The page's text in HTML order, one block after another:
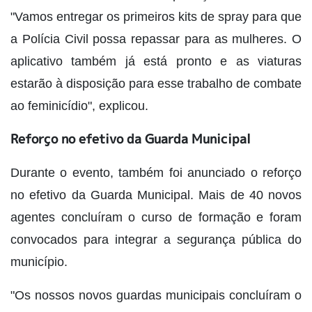
"Vamos entregar os primeiros kits de spray para que
a Polícia Civil possa repassar para as mulheres. O
aplicativo também já está pronto e as viaturas
estarão à disposição para esse trabalho de combate
ao feminicídio", explicou.
Reforço no efetivo da Guarda Municipal
Durante o evento, também foi anunciado o reforço
no efetivo da Guarda Municipal. Mais de 40 novos
agentes concluíram o curso de formação e foram
convocados para integrar a segurança pública do
município.
"Os nossos novos guardas municipais concluíram o